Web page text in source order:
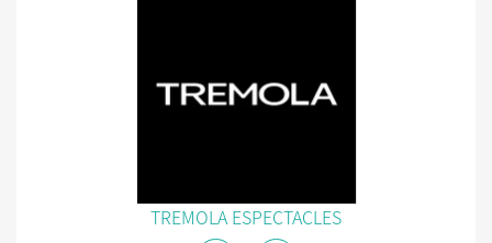
TREMOLA ESPECTACLES